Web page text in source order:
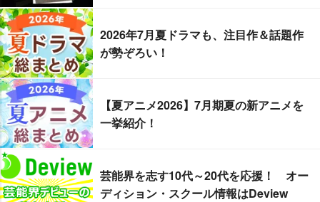
2026年7月夏ドラマも、注目作＆話題作
が勢ぞろい！
【夏アニメ2026】7月期夏の新アニメを
一挙紹介！
芸能界を志す10代～20代を応援！ オー
ディション・スクール情報はDeview